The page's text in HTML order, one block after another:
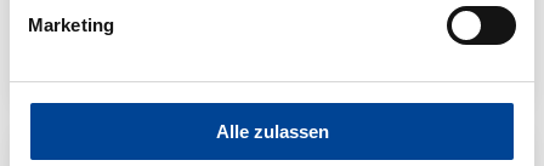
Marketing
Alle zulassen